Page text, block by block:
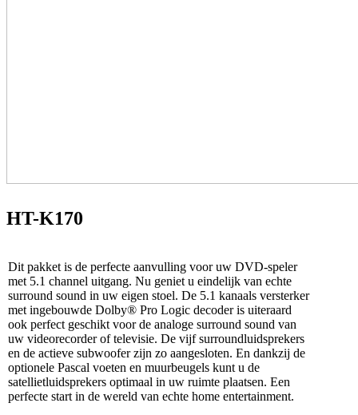
HT-K170
Dit pakket is de perfecte aanvulling voor uw DVD-speler
met 5.1 channel uitgang. Nu geniet u eindelijk van echte
surround sound in uw eigen stoel. De 5.1 kanaals versterker
met ingebouwde Dolby® Pro Logic decoder is uiteraard
ook perfect geschikt voor de analoge surround sound van
uw videorecorder of televisie. De vijf surroundluidsprekers
en de actieve subwoofer zijn zo aangesloten. En dankzij de
optionele Pascal voeten en muurbeugels kunt u de
satellietluidsprekers optimaal in uw ruimte plaatsen. Een
perfecte start in de wereld van echte home entertainment.